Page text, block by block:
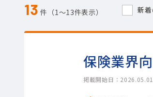
13 件（1〜13件表示） 新
保険業界
掲載開始日：2026.05.01